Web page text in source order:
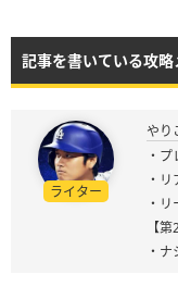
記事を書いている攻略
ライター
やり
・
・
・
【
・